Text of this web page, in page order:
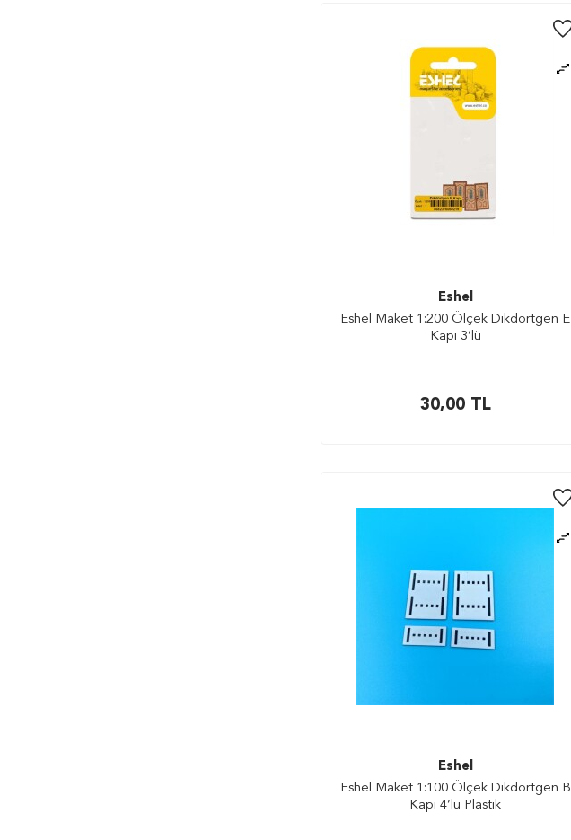
Eshel
Eshel Maket 1:200 Ölçek Dikdörtgen E
Kapı 3’lü
30,00TL
Eshel
Eshel Maket 1:100 Ölçek Dikdörtgen B
Kapı 4’lü Plastik